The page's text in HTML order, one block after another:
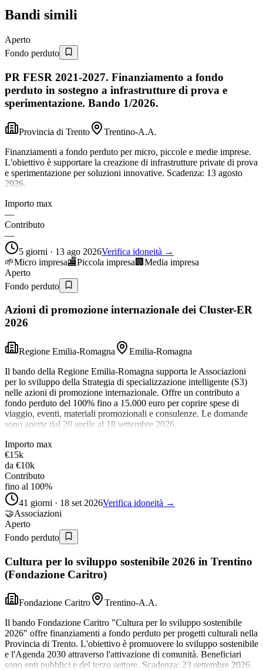
Bandi simili
Aperto
Fondo perduto
PR FESR 2021-2027. Finanziamento a fondo
perduto in sostegno a infrastrutture di prova e
sperimentazione. Bando 1/2026.
Provincia di Trento
Trentino-A.A.
Finanziamenti a fondo perduto per micro, piccole e medie imprese.
L'obiettivo è supportare la creazione di infrastrutture private di prova
e sperimentazione per soluzioni innovative. Scadenza: 13 agosto
2026.
Importo max
—
Contributo
—
5 giorni · 13 ago 2026Verifica idoneità →
🌱Micro impresa🏬Piccola impresa 🏢 Media impresa
Aperto
Fondo perduto
Azioni di promozione internazionale dei Cluster-ER
2026
Regione Emilia-Romagna
Emilia-Romagna
Il bando della Regione Emilia-Romagna supporta le Associazioni
per lo sviluppo della Strategia di specializzazione intelligente (S3)
nelle azioni di promozione internazionale. Offre un contributo a
fondo perduto del 100% fino a 15.000 euro per coprire spese di
viaggio, eventi, materiali promozionali e consulenze. Le domande
sono aperte dal 20 aprile al 18 settembre 2026.
Importo max
€15k
da €10k
Contributo
fino al 100%
41 giorni · 18 set 2026Verifica idoneità →
🤝Associazioni
Aperto
Fondo perduto
Cultura per lo sviluppo sostenibile 2026 in Trentino
(Fondazione Caritro)
Fondazione Caritro
Trentino-A.A.
Il bando Fondazione Caritro "Cultura per lo sviluppo sostenibile
2026" offre finanziamenti a fondo perduto per progetti culturali nella
Provincia di Trento. L'obiettivo è promuovere lo sviluppo sostenibile
e l'Agenda 2030 attraverso l'attivazione di comunità. Beneficiari
sono enti pubblici e del terzo settore. Scadenza: 23 settembre 2026.